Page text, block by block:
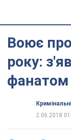
Воює
року:
2.06.2018